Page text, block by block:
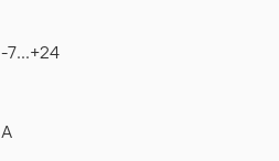
-7...+24
А